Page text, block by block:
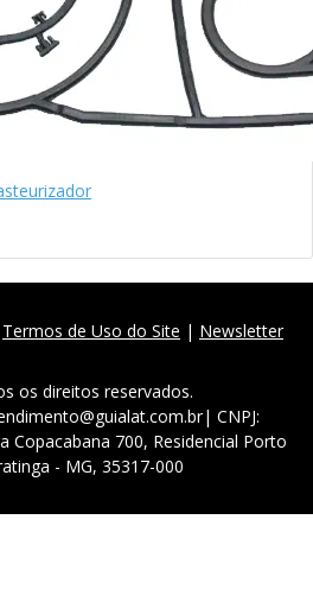
Termos de Uso do Site | Newsletter
os direitos reservados.
CNPJ:
Copacabana 700, Residencial Porto
- MG, 35317-000